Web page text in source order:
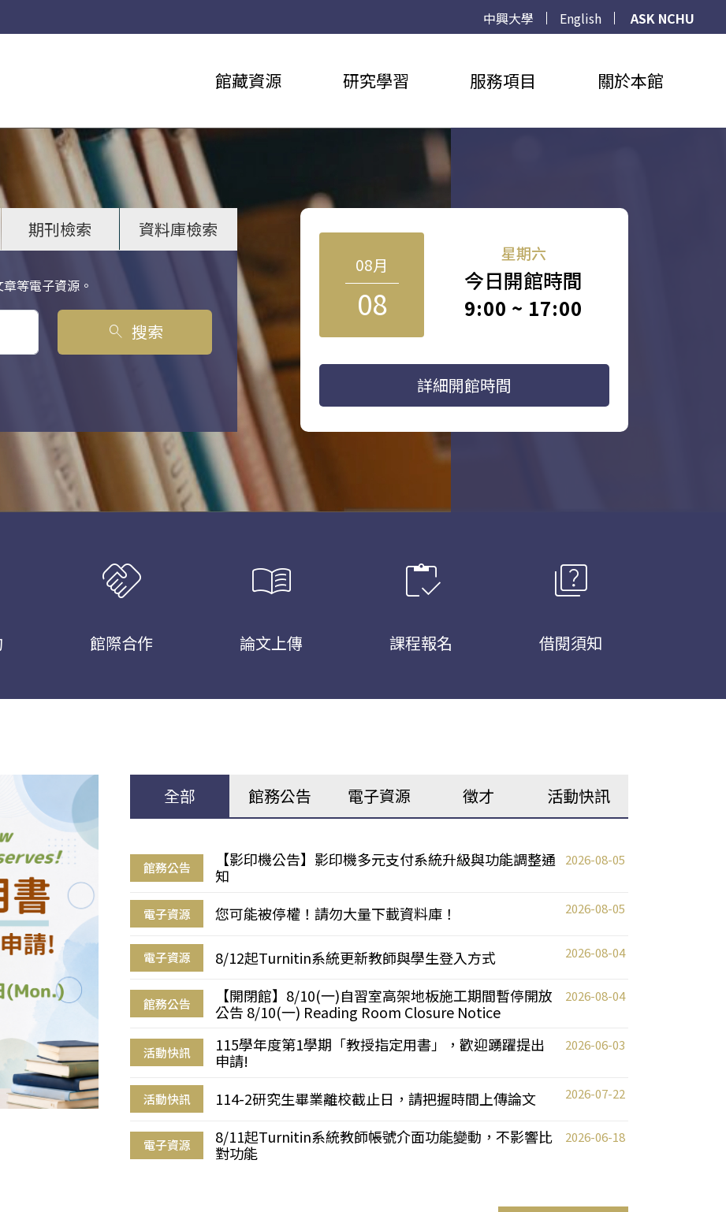
中興大學 English
ASK NCHU
館藏資源 研究學習 服務項目 關於本館
期刊檢索 資料庫檢索
等電子資源。
search 搜索
08月
08
星期六
今日開館時間
9:00 ~ 17:00
詳細開館時間
handshake
館際合作
menu_book
論文上傳
inventory
課程報名
quiz
借閱須知
全部 館務公告 電子資源 徵才 活動快訊
館務公告
【影印機公告】影印機多元支付系統升級與功能調整通
知
2026-08-05
電子資源 您可能被停權！請勿大量下載資料庫！ 2026-08-05
電子資源 8/12起Turnitin系統更新教師與學生登入方式 2026-08-04
館務公告
【開閉館】8/10(一)自習室高架地板施工期間暫停開放
公告 8/10(一) Reading Room Closure Notice
2026-08-04
活動快訊
115學年度第1學期「教授指定用書」，歡迎踴躍提出
申請!
2026-06-03
活動快訊 114-2研究生畢業離校截止日，請把握時間上傳論文 2026-07-22
電子資源
8/11起Turnitin系統教師帳號介面功能變動，不影響比
對功能
2026-06-18